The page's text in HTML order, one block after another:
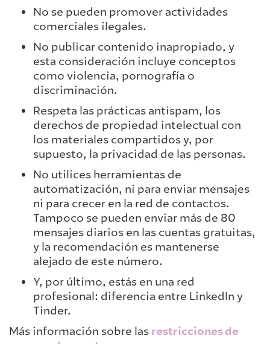
No se pueden promover actividades
comerciales ilegales.
No publicar contenido inapropiado, y
esta consideración incluye conceptos
como violencia, pornografía o
discriminación.
Respeta las prácticas antispam, los
derechos de propiedad intelectual con
los materiales compartidos y, por
supuesto, la privacidad de las personas.
No utilices herramientas de
automatización, ni para enviar mensajes
ni para crecer en la red de contactos.
Tampoco se pueden enviar más de 80
mensajes diarios en las cuentas gratuitas,
y la recomendación es mantenerse
alejado de este número.
Y, por último, estás en una red
profesional: diferencia entre LinkedIn y
Tinder.
Más información sobre las restricciones de